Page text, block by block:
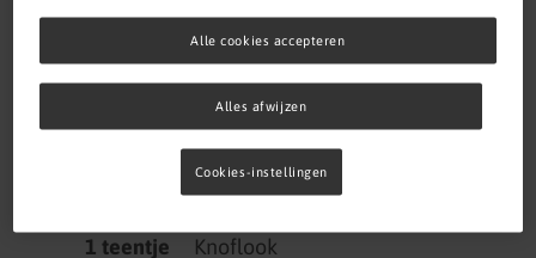
150 ml CompleatPaediatric
1 Ei
Zelfrijzende bloem
1 teentje Knoflook
Alles afwijzen
Alle cookies accepteren
Cookies-instellingen